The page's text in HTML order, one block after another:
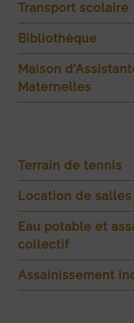
Transport scolaire
Bibliothèque
Maison
Maternelles
Terrain de tennis
Location de salles
Eau potable et
collectif
Assainissement